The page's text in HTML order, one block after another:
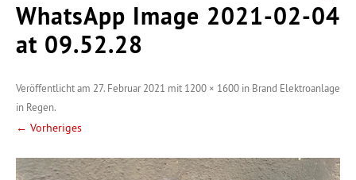
WhatsApp Image 2021-02-04
at 09.52.28
Veröffentlicht am 27. Februar 2021 mit 1200 × 1600 in Brand Elektroanlage
in Regen.
← Vorheriges